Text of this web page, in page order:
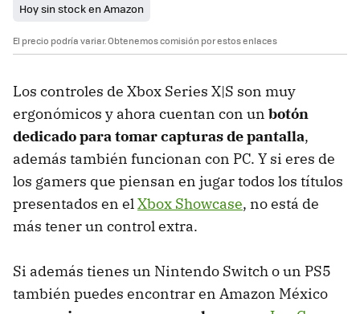
Hoy sin stock en Amazon
El precio podría variar. Obtenemos comisión por estos enlaces
Los controles de Xbox Series X|S son muy
ergonómicos y ahora cuentan con un botón
dedicado para tomar capturas de pantalla,
además también funcionan con PC. Y si eres de
los gamers que piensan en jugar todos los títulos
presentados en elXbox Showcase, no está de
más tener un control extra.
Si además tienes un Nintendo Switch o un PS5
también puedes encontrar en Amazon México